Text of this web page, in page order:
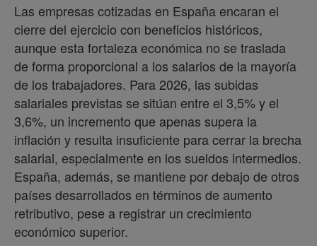
Las empresas cotizadas en España encaran el
cierre del ejercicio con beneficios históricos,
aunque esta fortaleza económica no se traslada
de forma proporcional a los salarios de la mayoría
de los trabajadores. Para 2026, las subidas
salariales previstas se sitúan entre el 3,5% y el
3,6%, un incremento que apenas supera la
inflación y resulta insuficiente para cerrar la brecha
salarial, especialmente en los sueldos intermedios.
España, además, se mantiene por debajo de otros
países desarrollados en términos de aumento
retributivo, pese a registrar un crecimiento
económico superior.